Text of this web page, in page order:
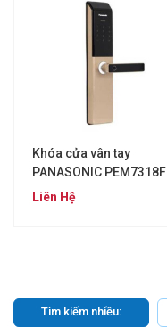
Khóa cửa vân tay
PANASONIC PEM7318F
Liên Hệ
Tìm kiếm nhiều: